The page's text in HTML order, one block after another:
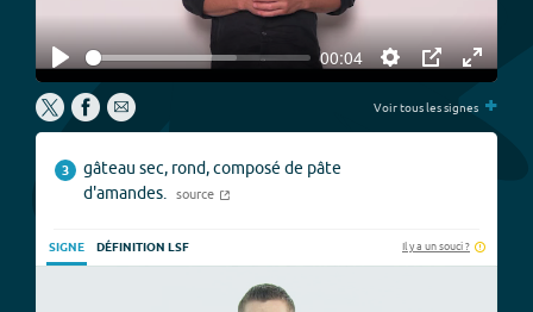
Play
00:04
Settings
PIP
Enter
Voir tous les signes +
3
gâteau sec, rond, composé de pâte
d'amandes.
source
SIGNE DÉFINITION LSF Il y a un souci ?